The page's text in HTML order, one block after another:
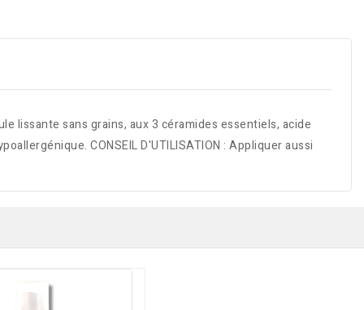
lissante sans grains, aux 3 céramides essentiels, acide
CONSEIL D'UTILISATION : Appliquer aussi